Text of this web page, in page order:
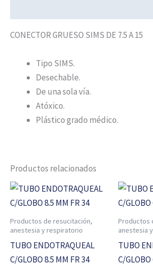
CONECTOR GRUESO SIMS DE 7.5 A 15
Tipo SIMS.
Desechable.
De una sola vía.
Atóxico.
Plástico grado médico.
Productos relacionados
Productos de resucitación,
anestesia y respiratorio
TUBO ENDOTRAQUEAL
C/GLOBO 8.5 MM FR 34
Productos
anestesia
TUBO
C/